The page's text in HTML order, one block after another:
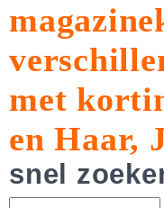
met
en Haar,
snel